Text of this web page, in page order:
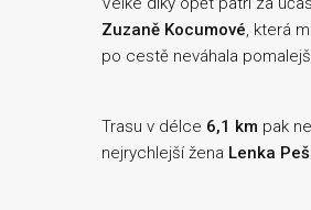
Zuzaně Kocumové, která
po cestě neváhala
Trasu v délce 6,1 km pak
nejrychlejší žena Lenka